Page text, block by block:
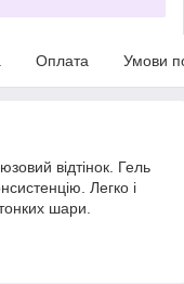
Оплата Умови
відтінок. Гель
Легко і
шари.